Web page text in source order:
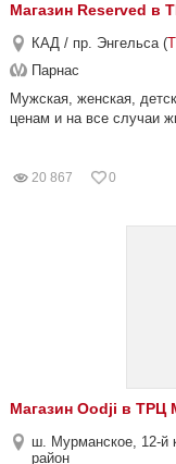
Магазин Reserved в
КАД / пр. Энгельса (
Парнас
Мужская, женская,
ценам и на все случаи
20 867 0
Магазин Oodji в ТРЦ
ш. Мурманское, 12-й
район